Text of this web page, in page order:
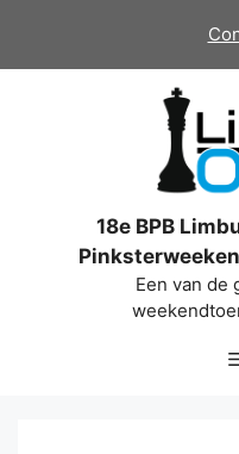
de
18e BPB
Een van de